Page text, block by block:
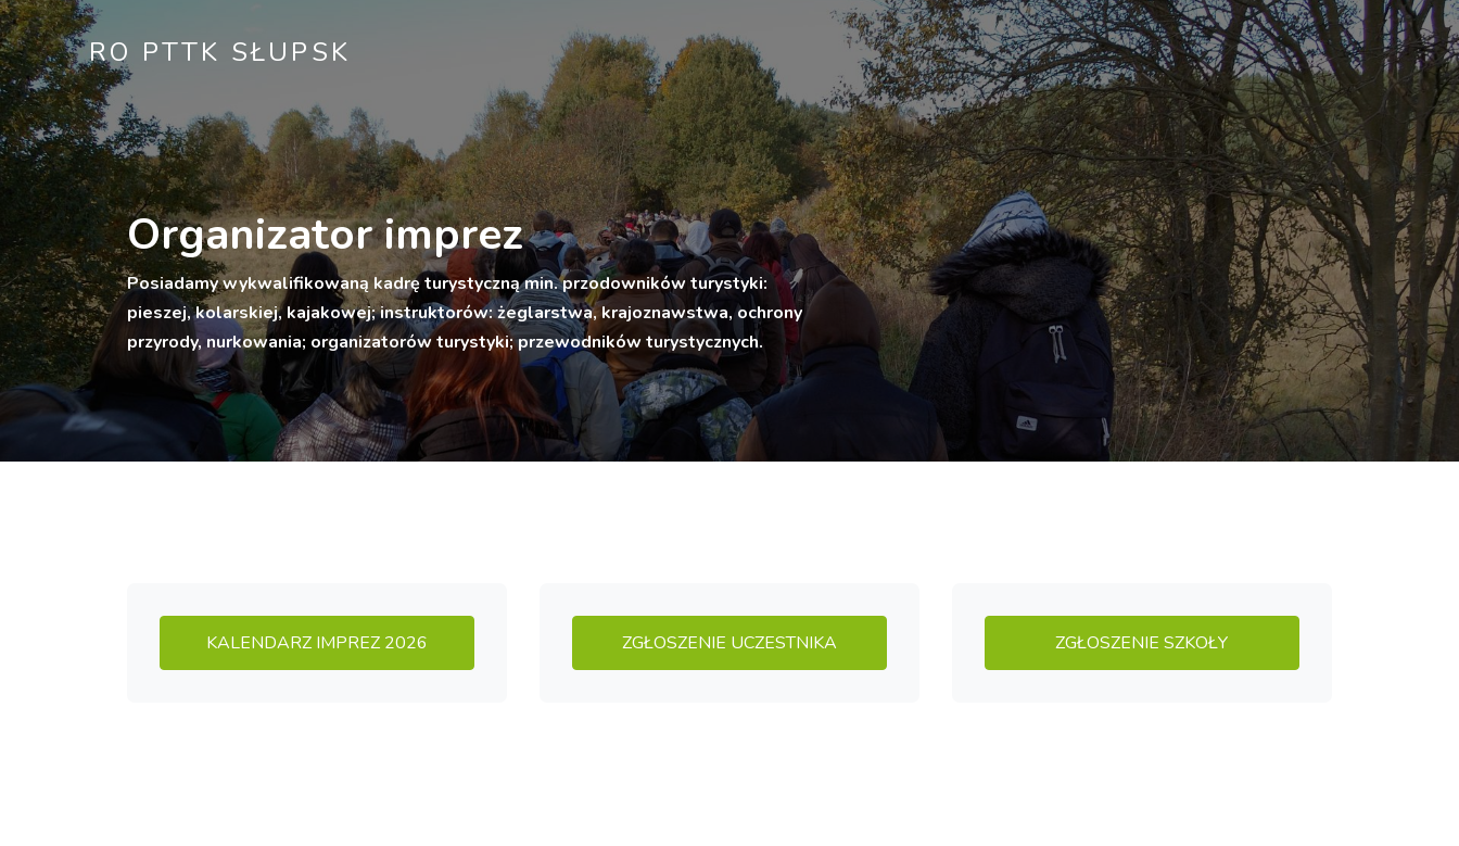
RO PTTK SŁUPSK
Organizator imprez
Posiadamy wykwalifikowaną kadrę turystyczną min. przodowników turystyki:
pieszej, kolarskiej, kajakowej; instruktorów: żeglarstwa, krajoznawstwa, ochrony
przyrody, nurkowania; organizatorów turystyki; przewodników turystycznych.
KALENDARZ IMPREZ 2026 ZGŁOSZENIE UCZESTNIKA ZGŁOSZENIE SZKOŁY